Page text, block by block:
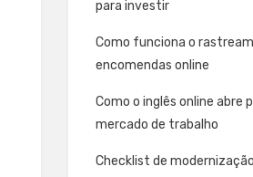
para investir
Como funciona o
encomendas online
Como o inglês online abre
mercado de trabalho
Checklist de